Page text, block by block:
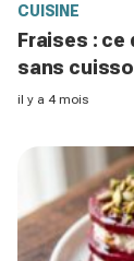
CUISINE
Fraises :
sans
bouche si
il y a 4 mois